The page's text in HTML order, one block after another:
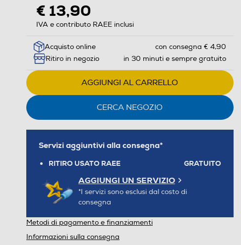
€ 13,90
IVA e contributo RAEE inclusi
Acquisto online
con consegna € 4,90
Ritiro in negozio
in 30 minuti e sempre gratuito
AGGIUNGI AL CARRELLO
CERCA NEGOZIO
Servizi aggiuntivi alla consegna*
RITIRO USATO RAEE GRATUITO
AGGIUNGI UN SERVIZIO
*I servizi sono esclusi dal costo di
consegna
Metodi di pagamento e finanziamenti
Informazioni sulla consegna